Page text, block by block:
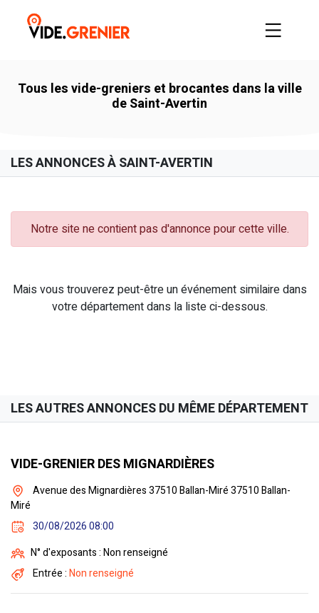
Tous les vide-greniers et brocantes dans la ville
de Saint-Avertin
LES ANNONCES À SAINT-AVERTIN
Notre site ne contient pas d'annonce pour cette ville.
Mais vous trouverez peut-être un événement similaire dans
votre département dans la liste ci-dessous.
LES AUTRES ANNONCES DU MÊME DÉPARTEMENT
VIDE-GRENIER DES MIGNARDIÈRES
Avenue des Mignardières 37510 Ballan-Miré 37510 Ballan-
Miré
30/08/2026 08:00
N° d'exposants : Non renseigné
Entrée :Non renseigné